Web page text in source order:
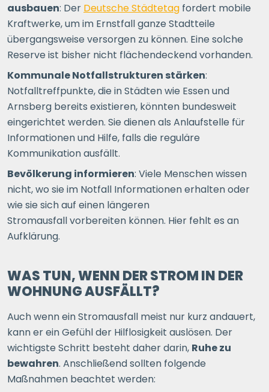
ausbauen: Der Deutsche Städtetag fordert mobile
Kraftwerke,um im Ernstfall ganze Stadtteile
übergangsweise versorgen zu können. Eine solche
Reserve ist bisher nicht flächendeckend vorhanden.
Kommunale Notfallstrukturen stärken:
Notfalltreffpunkte, die inStädten wie Essen und
Arnsberg bereits existieren, könnten bundesweit
eingerichtet werden. Sie dienen als Anlaufstelle für
Informationen und Hilfe, falls die reguläre
Kommunikation ausfällt.
Bevölkerung informieren: Viele Menschen wissen
nicht, wo sie im Notfall Informationen erhalten oder
wie sie sich auf einen längeren
Stromausfall vorbereiten können. Hier fehlt es an
Aufklärung.
WAS TUN, WENN DER STROM IN DER
WOHNUNG AUSFÄLLT?
Auch wenn ein Stromausfall meist nur kurz andauert,
kann er ein Gefühl der Hilflosigkeit auslösen. Der
wichtigste Schritt besteht daher darin, Ruhe zu
bewahren. Anschließend sollten folgende
Maßnahmen beachtet werden: